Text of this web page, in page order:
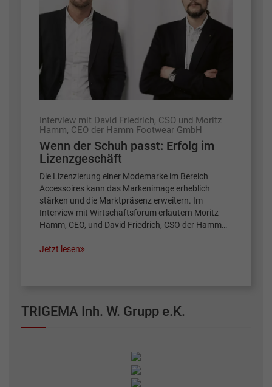
Interview mit David Friedrich, CSO und Moritz
Hamm, CEO der Hamm Footwear GmbH
Wenn der Schuh passt: Erfolg im
Lizenzgeschäft
Die Lizenzierung einer Modemarke im Bereich
Accessoires kann das Markenimage erheblich
stärken und die Marktpräsenz erweitern. Im
Interview mit Wirtschaftsforum erläutern Moritz
Hamm, CEO, und David Friedrich, CSO der Hamm…
Jetzt lesen
TRIGEMA Inh. W. Grupp e.K.